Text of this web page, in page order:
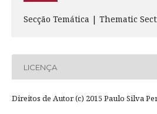
Secção Temática | Thematic
LICENÇA
Direitos de Autor (c) 2015 Paulo Silva